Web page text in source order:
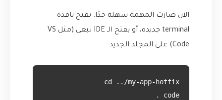
الآن صارت المهمة سهلة جدًا. بفتح نافذة
terminal جديدة، أو بفتح الـ IDE تبعي (مثل VS
Code) على المجلد الجديد:
code .